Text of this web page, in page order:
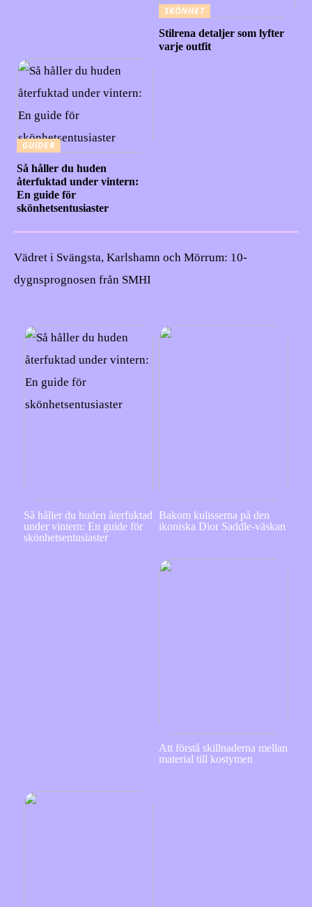
SKÖNHET
Stilrena detaljer som lyfter
varje outfit
GUIDER
Så håller du huden
återfuktad under vintern:
En guide för
skönhetsentusiaster
Vädret i Svängsta, Karlshamn och Mörrum: 10-
dygnsprognosen från SMHI
Så håller du huden återfuktad
under vintern: En guide för
skönhetsentusiaster
Bakom kulisserna på den
ikoniska Dior Saddle-väskan
Att förstå skillnaderna mellan
material till kostymen